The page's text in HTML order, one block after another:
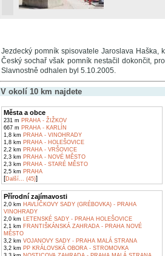
Jezdecký pomník spisovatele Jaroslava Haška,
Český sochař však pomník nestačil dokončit,
Slavnostně odhalen byl 5.10.2005.
V okolí 10 km najdete
Města a obce
231 m PRAHA - ŽIŽKOV
667 m PRAHA - KARLÍN
1,8 km PRAHA - VINOHRADY
1,8 km PRAHA - HOLEŠOVICE
2,2 km PRAHA - VRŠOVICE
2,3 km PRAHA - NOVÉ MĚSTO
2,3 km PRAHA - STARÉ MĚSTO
2,5 km PRAHA
[Další... (45)]
Přírodní zajímavosti
2,0 km HAVLÍČKOVY SADY (GRÉBOVKA) - PRAHA
VINOHRADY
2,0 km LETENSKÉ SADY - PRAHA HOLEŠOVICE
2,1 km FRANTIŠKÁNSKÁ ZAHRADA - PRAHA NOVÉ
MĚSTO
3,2 km VOJANOVY SADY - PRAHA MALÁ STRANA
3,2 km PP KRÁLOVSKÁ OBORA - STROMOVKA